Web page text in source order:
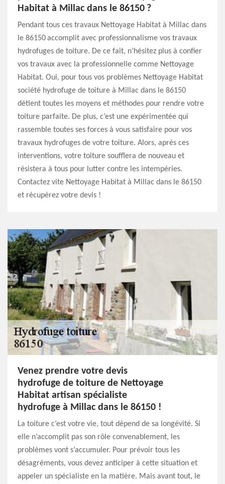
Habitat à Millac dans le 86150 ?
Pendant tous ces travaux Nettoyage Habitat à Millac dans
le 86150 accomplit avec professionnalisme vos travaux
hydrofuges de toiture. De ce fait, n’hésitez plus à confier
vos travaux avec la professionnelle comme Nettoyage
Habitat. Oui, pour tous vos problèmes Nettoyage Habitat
société hydrofuge de toiture à Millac dans le 86150
détient toutes les moyens et méthodes pour rendre votre
toiture parfaite. De plus, c’est une expérimentée qui
rassemble toutes ses forces à vous satisfaire pour vos
travaux hydrofuges de votre toiture. Alors, après ces
interventions, votre toiture soufflera de nouveau et
résistera à tous pour lutter contre les intempéries.
Contactez vite Nettoyage Habitat à Millac dans le 86150
et récupérez votre devis !
Venez prendre votre devis
hydrofuge de toiture de Nettoyage
Habitat artisan spécialiste
hydrofuge à Millac dans le 86150 !
La toiture c’est votre vie, tout dépend de sa longévité. Si
elle n’accomplit pas son rôle convenablement, les
problèmes vont s’accumuler. Pour prévoir tous les
désagréments, vous devez anticiper à cette situation et
appeler un spécialiste en la matière. Mais avant tout, le